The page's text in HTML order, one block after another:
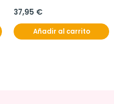
37,95 €
Añadir al carrito